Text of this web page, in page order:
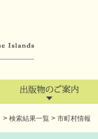
> 検索結果一覧 > 市町村情報